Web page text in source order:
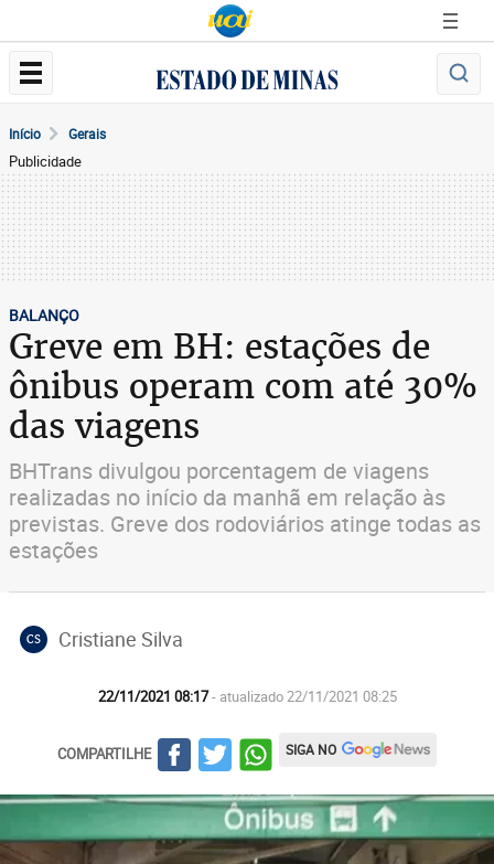
Início Gerais
Publicidade
BALANÇO
Greve em BH: estações de
ônibus operam com até 30%
das viagens
BHTrans divulgou porcentagem de viagens
realizadas no início da manhã em relação às
previstas. Greve dos rodoviários atinge todas as
estações
CS Cristiane Silva
22/11/2021 08:17- atualizado 22/11/2021 08:25
COMPARTILHE SIGA NO